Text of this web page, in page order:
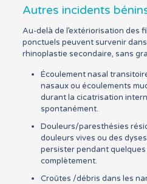
Autres incidents
Au-delà de l’extériorisation des
ponctuels peuvent survenir
rhinoplastie secondaire, sans
Écoulement nasal
nasaux ou écoulements
durant la cicatrisation
spontanément.
Douleurs/paresthésies
douleurs vives ou des
persister pendant
complètement.
Croûtes /débris dans les